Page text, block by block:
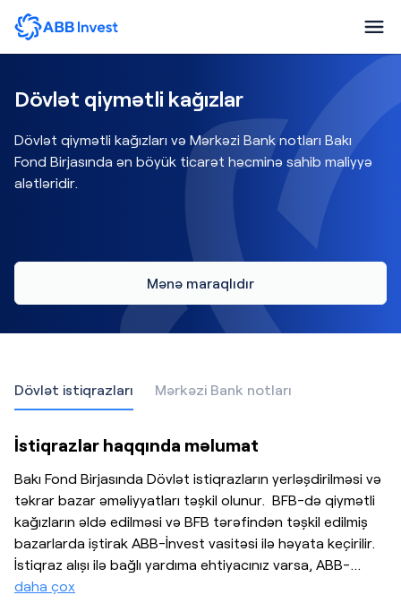
Dövlət qiymətli kağızlar
Dövlət qiymətli kağızları və Mərkəzi Bank notları Bakı
Fond Birjasında ən böyük ticarət həcminə sahib maliyyə
alətləridir.
Mənə maraqlıdır
Dövlət istiqrazları Mərkəzi Bank notları
İstiqrazlar haqqında məlumat
Bakı Fond Birjasında Dövlət istiqrazların yerləşdirilməsi və
təkrar bazar əməliyyatları təşkil olunur. BFB-də qiymətli
kağızların əldə edilməsi və BFB tərəfindən təşkil edilmiş
bazarlarda iştirak ABB-İnvest vasitəsi ilə həyata keçirilir.
İstiqraz alışı ilə bağlı yardıma ehtiyacınız varsa, ABB-…
daha çox